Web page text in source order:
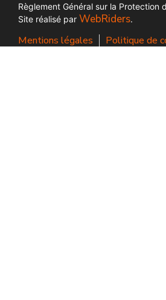
Règlement Général sur la Protection
Site réalisé par WebRiders.
Mentions légales Politique de